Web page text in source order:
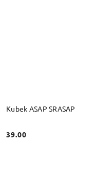
Kubek ASAP SRASAP
Cena:
39.00